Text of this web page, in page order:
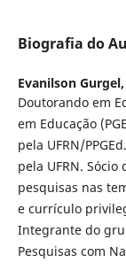
Biografia do
Evanilson Gurgel,
Doutorando em
em Educação
pela UFRN/
pela UFRN. Sócio
pesquisas nas
e currículo
Integrante do
Pesquisas com